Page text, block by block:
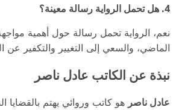
4. هل تحمل الرواية رسالة معينة؟
نعم، الرواية تحمل رسالة حول أهمية
الماضي، والسعي إلى التغيير والتكفير عن
نبذة عن الكاتب عادل ناصر
عادل ناصر هو كاتب وروائي يهتم بالقضايا